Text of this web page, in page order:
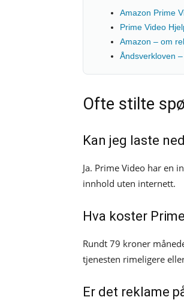
Amazon Prime
Prime Video
Amazon – om
Åndsverkloven
Ofte stilte
Kan jeg laste
Ja. Prime Video har en
innhold uten internett.
Hva koster
Rundt 79 kroner
tjenesten rimeligere
Er det reklame